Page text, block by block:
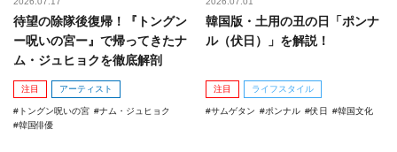
待望の除隊後復帰！『トングン
ー呪いの宮ー』で帰ってきたナ
ム・ジュヒョクを徹底解剖
注目 アーティスト
トングン呪いの宮
ナム・ジュヒョク
韓国俳優
韓国版・土用の丑の日「ポンナ
ル（伏日）」を解説！
注目 ライフスタイル
サムゲタン ポンナル 伏日 韓国文化